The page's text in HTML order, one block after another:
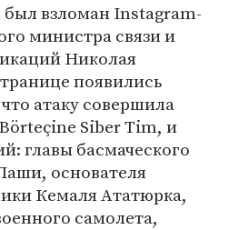
был взломан Instagram-
министра связи и
Николая
появились
атаку совершила
Siber Tim, и
главы басмаческого
основателя
Кемаля Ататюрка,
самолета,